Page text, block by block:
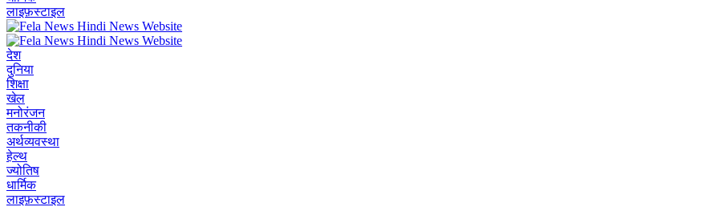
लाइफ़स्टाइल
देश
दुनिया
शिक्षा
खेल
मनोरंजन
तकनीकी
अर्थव्यवस्था
हेल्थ
ज्योतिष
धार्मिक
लाइफ़स्टाइल